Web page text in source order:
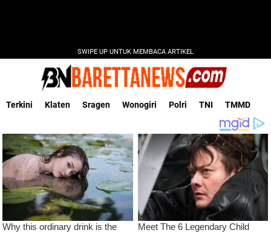
SWIPE UP UNTUK MEMBACA ARTIKEL
Terkini Klaten Sragen Wonogiri Polri TNI TMMD